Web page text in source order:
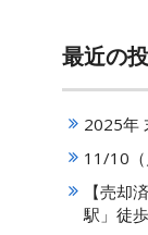
最近の
2025年
11/10（
【売却
駅」徒